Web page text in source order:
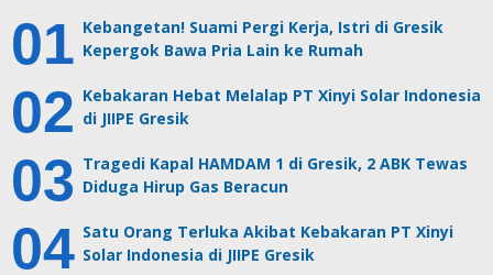
Kebangetan! Suami Pergi Kerja, Istri di Gresik
Kepergok Bawa Pria Lain ke Rumah
Kebakaran Hebat Melalap PT Xinyi Solar Indonesia
di JIIPE Gresik
Tragedi Kapal HAMDAM 1 di Gresik, 2 ABK Tewas
Diduga Hirup Gas Beracun
Satu Orang Terluka Akibat Kebakaran PT Xinyi
Solar Indonesia di JIIPE Gresik